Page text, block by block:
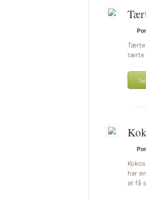
Tærte
tærte
har
at få